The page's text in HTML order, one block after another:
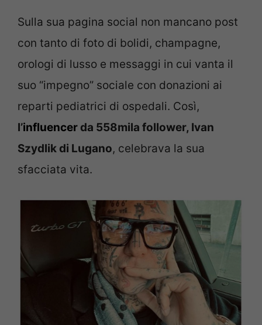
Sulla sua pagina social non mancano post
con tanto di foto di bolidi, champagne,
orologi di lusso e messaggi in cui vanta il
suo “impegno” sociale con donazioni ai
reparti pediatrici di ospedali. Così,
l’influencer da 558mila follower, Ivan
Szydlik di Lugano, celebrava la sua
sfacciata vita.